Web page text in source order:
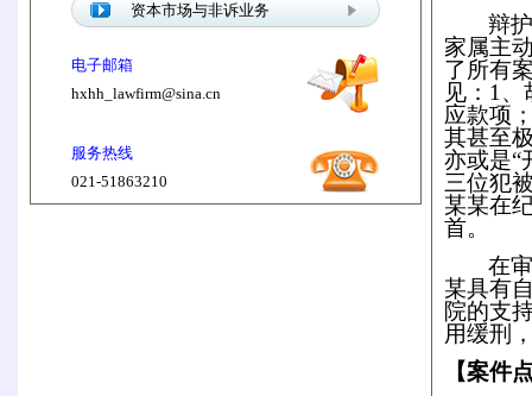
资本市场与非诉业务
电子邮箱
hxhh_lawfirm@sina.cn
服务热线
021-51863210
辩
家属主
了所有
见：1
应款项
其甚至
亦或是“
三位犯
某某在
首。
在
某具有
院的支
用缓刑
【案件